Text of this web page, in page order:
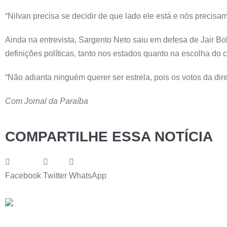
“Nilvan precisa se decidir de que lado ele está e nós
Ainda na entrevista, Sargento Neto saiu em defesa de Jair
definições políticas, tanto nos estados quanto na escolha
“Não adianta ninguém querer ser estrela, pois os votos da
Com Jornal da Paraíba
COMPARTILHE ESSA NOTÍCIA
Facebook Twitter WhatsApp